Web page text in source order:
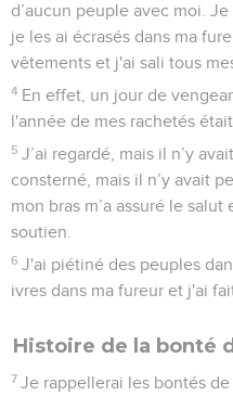
d’aucun peuple avec moi.
je les ai écrasés dans ma
vêtements et j'ai sali tous
4 En effet, un jour de
l'année de mes rachetés
5 J’ai regardé, mais il n’y
consterné, mais il n’y avait
mon bras m’a assuré le
soutien.
6 J'ai piétiné des peuples
ivres dans ma fureur et j'ai
Histoire de la bonté
7 Je rappellerai les bontés